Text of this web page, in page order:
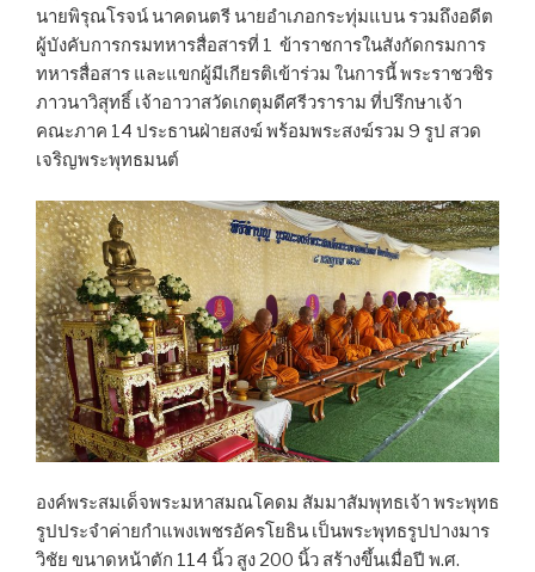
นายพิรุณโรจน์ นาคดนตรี นายอำเภอกระทุ่มแบน รวมถึงอดีต
ผู้บังคับการกรมทหารสื่อสารที่ 1 ข้าราชการในสังกัดกรมการ
ทหารสื่อสาร และแขกผู้มีเกียรติเข้าร่วม ในการนี้ พระราชวชิร
ภาวนาวิสุทธิ์ เจ้าอาวาสวัดเกตุมดีศรีวราราม ที่ปรึกษาเจ้า
คณะภาค 14 ประธานฝ่ายสงฆ์ พร้อมพระสงฆ์รวม 9 รูป สวด
เจริญพระพุทธมนต์
องค์พระสมเด็จพระมหาสมณโคดม สัมมาสัมพุทธเจ้า พระพุทธ
รูปประจำค่ายกำแพงเพชรอัครโยธิน เป็นพระพุทธรูปปางมาร
วิชัย ขนาดหน้าตัก 114 นิ้ว สูง 200 นิ้ว สร้างขึ้นเมื่อปี พ.ศ.